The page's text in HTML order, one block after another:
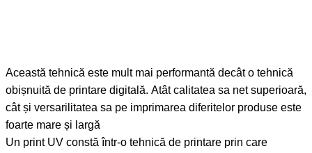
Această tehnică este mult mai performantă decât o tehnică
obișnuită de printare digitală. Atât calitatea sa net superioară,
cât și versarilitatea sa pe imprimarea diferitelor produse este
foarte mare și largă
Un print UV constă într-o tehnică de printare prin care